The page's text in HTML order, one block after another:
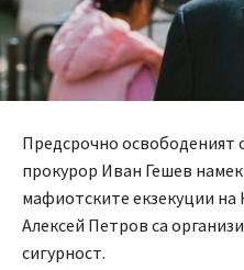
Предсрочно освободеният
прокурор Иван Гешев
мафиотските екзекуции
Алексей Петров са
сигурност.